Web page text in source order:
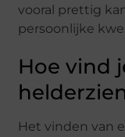
vooral prettig
persoonlijke
Hoe vind
Het vinden van